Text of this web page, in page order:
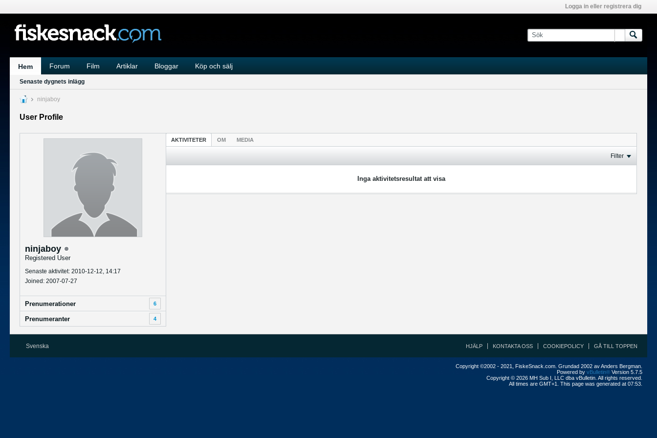
Logga in eller registrera dig
Hem Forum Film Artiklar Bloggar Köp och sälj
Senaste dygnets inlägg
ninjaboy
User Profile
ninjaboy
Registered User
Senaste aktivitet: 2010-12-12, 14:17
Joined: 2007-07-27
Prenumerationer 6
Prenumeranter 4
AKTIVITETER OM MEDIA
Filter
Inga aktivitetsresultat att visa
Svenska HJÄLP KONTAKTA OSS COOKIEPOLICY GÅ TILL TOPPEN
Copyright ©2002 - 2021, FiskeSnack.com. Grundad 2002 av Anders Bergman.
Powered by vBulletin® Version 5.7.5
Copyright © 2026 MH Sub I, LLC dba vBulletin. All rights reserved.
All times are GMT+1. This page was generated at 07:53.